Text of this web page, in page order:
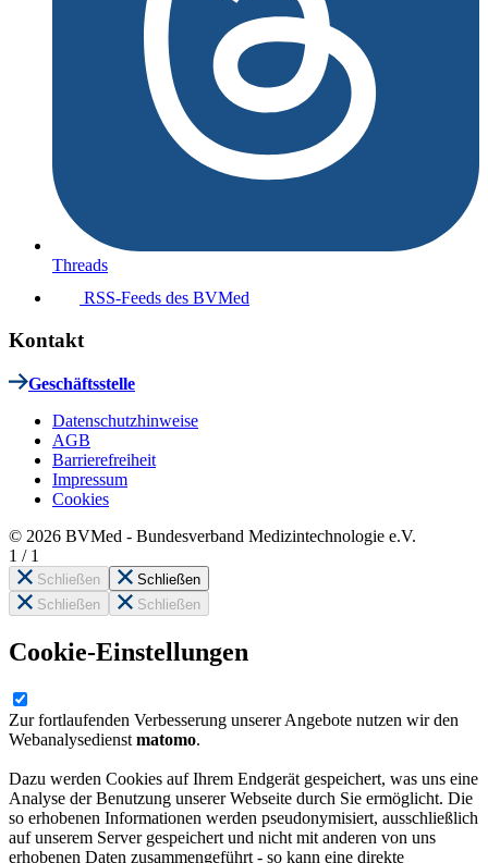
Threads
RSS-Feeds des BVMed
Kontakt
Geschäftsstelle
Datenschutzhinweise
AGB
Barrierefreiheit
Impressum
Cookies
© 2026 BVMed - Bundesverband Medizintechnologie e.V.
1 / 1
Schließen
Schließen
Schließen
Schließen
Cookie-Einstellungen
Zur fortlaufenden Verbesserung unserer Angebote nutzen wir den
Webanalysedienst matomo.
Dazu werden Cookies auf Ihrem Endgerät gespeichert, was uns eine
Analyse der Benutzung unserer Webseite durch Sie ermöglicht. Die
so erhobenen Informationen werden pseudonymisiert, ausschließlich
auf unserem Server gespeichert und nicht mit anderen von uns
erhobenen Daten zusammengeführt - so kann eine direkte